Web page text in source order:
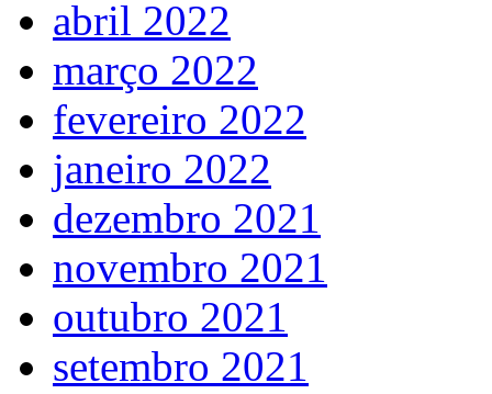
abril 2022
março 2022
fevereiro 2022
janeiro 2022
dezembro 2021
novembro 2021
outubro 2021
setembro 2021